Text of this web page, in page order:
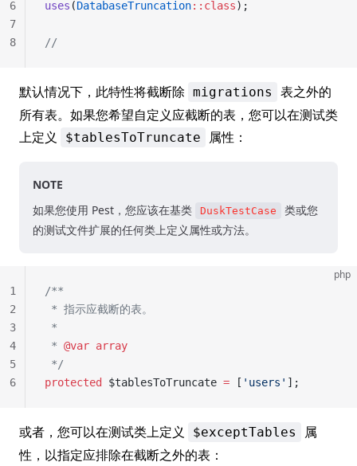
uses (DatabaseTruncation::class);
//
6
7
8
默认情况下，此特性将截断除 migrations
表之外的
所有表。如果您希望自定义应截断的表，您可以在测试类
上定义
$tablesToTruncate 属性：
NOTE
如果您使用 Pest，您应该在基类
DuskTestCase
类或您
的测试文件扩展的任何类上定义属性或方法。
php
/**
* 指示应截断的表。
*
* @var array
*/
protected
$tablesToTruncate = [ 'users' ];
1
2
3
4
5
6
或者，您可以在测试类上定义 $exceptTables
属
性，以指定应排除在截断之外的表：